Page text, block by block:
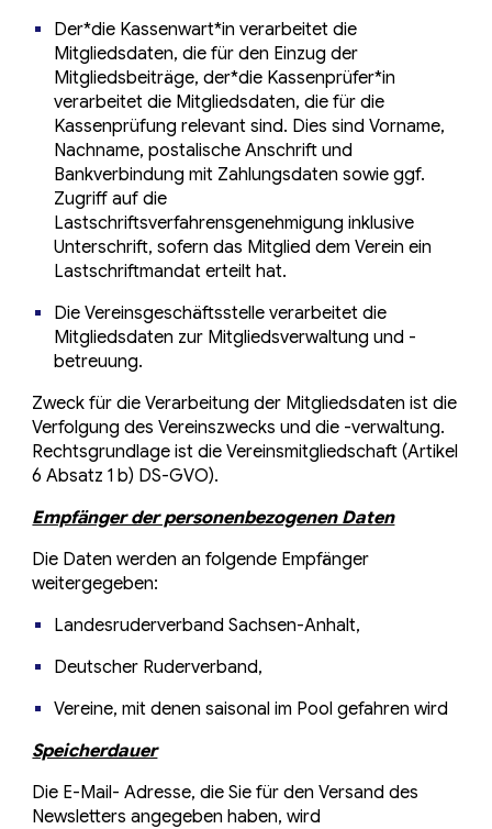
Der*die Kassenwart*in verarbeitet die
Mitgliedsdaten, die für den Einzug der
Mitgliedsbeiträge, der*die Kassenprüfer*in
verarbeitet die Mitgliedsdaten, die für die
Kassenprüfung relevant sind. Dies sind Vorname,
Nachname, postalische Anschrift und
Bankverbindung mit Zahlungsdaten sowie ggf.
Zugriff auf die
Lastschriftsverfahrensgenehmigung inklusive
Unterschrift, sofern das Mitglied dem Verein ein
Lastschriftmandat erteilt hat.
Die Vereinsgeschäftsstelle verarbeitet die
Mitgliedsdaten zur Mitgliedsverwaltung und -
betreuung.
Zweck für die Verarbeitung der Mitgliedsdaten ist die
Verfolgung des Vereinszwecks und die -verwaltung.
Rechtsgrundlage ist die Vereinsmitgliedschaft (Artikel
6 Absatz 1 b) DS-GVO).
Empfänger der personenbezogenen Daten
Die Daten werden an folgende Empfänger
weitergegeben:
Landesruderverband Sachsen-Anhalt,
Deutscher Ruderverband,
Vereine, mit denen saisonal im Pool gefahren wird
Speicherdauer
Die E-Mail- Adresse, die Sie für den Versand des
Newsletters angegeben haben, wird